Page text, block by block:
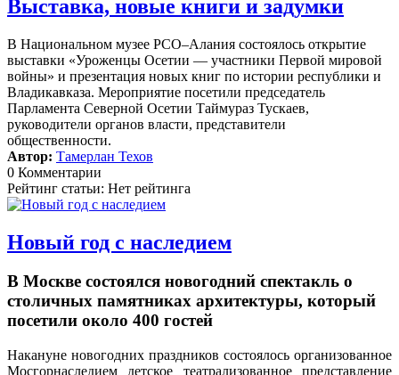
Выставка, новые книги и задумки
В Национальном музее РСО–Алания состоялось открытие
выставки «Уроженцы Осетии — участники Первой мировой
войны» и презентация новых книг по истории республики и
Владикавказа. Мероприятие посетили председатель
Парламента Северной Осетии Таймураз Тускаев,
руководители органов власти, представители
общественности.
Автор: Тамерлан Техов
0 Комментарии
Рейтинг статьи: Нет рейтинга
Новый год с наследием
В Москве состоялся новогодний спектакль о
столичных памятниках архитектуры, который
посетили около 400 гостей
Накануне новогодних праздников состоялось организованное
Мосгорнаследием детское театрализованное представление